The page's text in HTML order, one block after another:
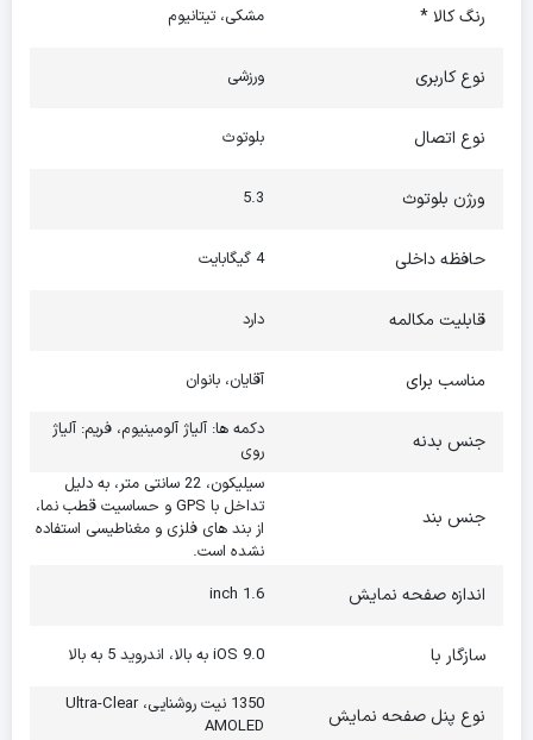
رنگ کالا * مشکی، تیتانیوم
نوع کاربری ورزشی
نوع اتصال بلوتوث
ورژن بلوتوث 5.3
حافظه داخلی 4 گیگابایت
قابلیت مکالمه دارد
مناسب برای آقایان، بانوان
جنس بدنه
دکمه ها: آلیاژ آلومینیوم، فریم: آلیاژ
روی
جنس بند
سیلیکون، 22 سانتی متر، به دلیل
تداخل با GPS و حساسیت قطب نما،
از بند های فلزی و مغناطیسی استفاده
نشده است.
اندازه صفحه نمایش 1.6 inch
سازگار با iOS 9.0 به بالا، اندروید 5 به بالا
نوع پنل صفحه نمایش
1350 نیت روشنایی، Ultra-Clear
AMOLED